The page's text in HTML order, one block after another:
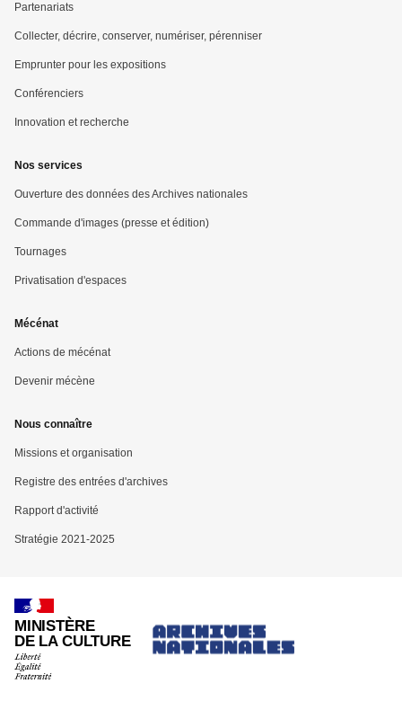
Partenariats
Collecter, décrire, conserver, numériser, pérenniser
Emprunter pour les expositions
Conférenciers
Innovation et recherche
Nos services
Ouverture des données des Archives nationales
Commande d'images (presse et édition)
Tournages
Privatisation d'espaces
Mécénat
Actions de mécénat
Devenir mécène
Nous connaître
Missions et organisation
Registre des entrées d'archives
Rapport d'activité
Stratégie 2021-2025
MINISTÈRE
DE LA CULTURE